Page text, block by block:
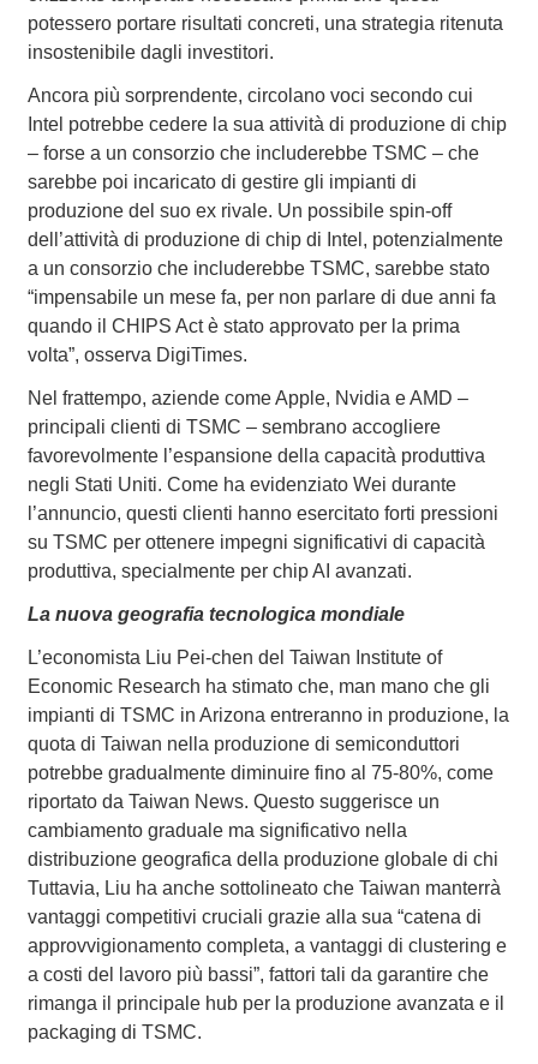
potessero portare risultati concreti, una strategia ritenuta
insostenibile dagli investitori.
Ancora più sorprendente, circolano voci secondo cui
Intel potrebbe cedere la sua attività di produzione di chip
– forse a un consorzio che includerebbe TSMC – che
sarebbe poi incaricato di gestire gli impianti di
produzione del suo ex rivale. Un possibile spin-off
dell’attività di produzione di chip di Intel, potenzialmente
a un consorzio che includerebbe TSMC, sarebbe stato
“impensabile un mese fa, per non parlare di due anni fa
quando il CHIPS Act è stato approvato per la prima
volta”, osserva DigiTimes.
Nel frattempo, aziende come Apple, Nvidia e AMD –
principali clienti di TSMC – sembrano accogliere
favorevolmente l’espansione della capacità produttiva
negli Stati Uniti. Come ha evidenziato Wei durante
l’annuncio, questi clienti hanno esercitato forti pressioni
su TSMC per ottenere impegni significativi di capacità
produttiva, specialmente per chip AI avanzati.
La nuova geografia tecnologica mondiale
L’economista Liu Pei-chen del Taiwan Institute of
Economic Research ha stimato che, man mano che gli
impianti di TSMC in Arizona entreranno in produzione, la
quota di Taiwan nella produzione di semiconduttori
potrebbe gradualmente diminuire fino al 75-80%, come
riportato da Taiwan News. Questo suggerisce un
cambiamento graduale ma significativo nella
distribuzione geografica della produzione globale di chi
Tuttavia, Liu ha anche sottolineato che Taiwan manterrà
vantaggi competitivi cruciali grazie alla sua “catena di
approvvigionamento completa, a vantaggi di clustering e
a costi del lavoro più bassi”, fattori tali da garantire che
rimanga il principale hub per la produzione avanzata e il
packaging di TSMC.